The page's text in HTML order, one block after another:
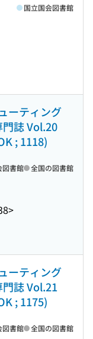
国立国会図書館
ーティング
誌 Vol.20
; 1118)
図書館 全国の図書館
ーティング
誌 Vol.21
; 1175)
図書館 全国の図書館